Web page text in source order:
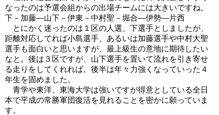
なったのは予選会組からの出場チームには大きいですね。
下－加藤―山下－伊東－中村聖－堀合―伊勢―片西
とにかく迷ったのは１区の人選、下選手としましたが、
距離対応してれば小島選手、あるいは加藤選手や中村大聖
選手も面白いと思いますが、最上級生の意地に期待したい
なと。後は３区ですが、山下選手を置いて流れを引き寄せ
る走りをしてくれれば。後半は年々力強くなっていった４
年生を固めました。
青学や東洋、東海大学は強いですが得意としている全日
本で平成の常勝軍団復活を見れることを密かに願っていま
す。